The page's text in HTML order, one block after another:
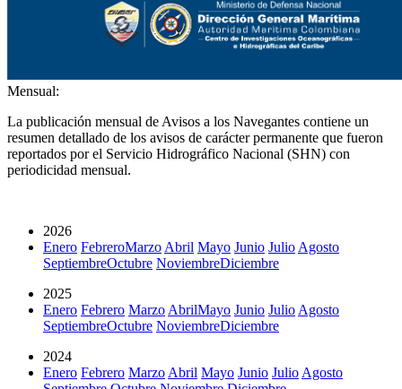
Mensual:
La publicación mensual de Avisos a los Navegantes contiene un
resumen detallado de los avisos de carácter permanente que fueron
reportados por el Servicio Hidrográfico Nacional (SHN) con
periodicidad mensual.
2026
Enero FebreroMarzo Abril Mayo Junio Julio Agosto
SeptiembreOctubre NoviembreDiciembre
2025
Enero Febrero Marzo AbrilMayo Junio Julio Agosto
SeptiembreOctubre NoviembreDiciembre
2024
Enero Febrero Marzo Abril Mayo Junio Julio Agosto